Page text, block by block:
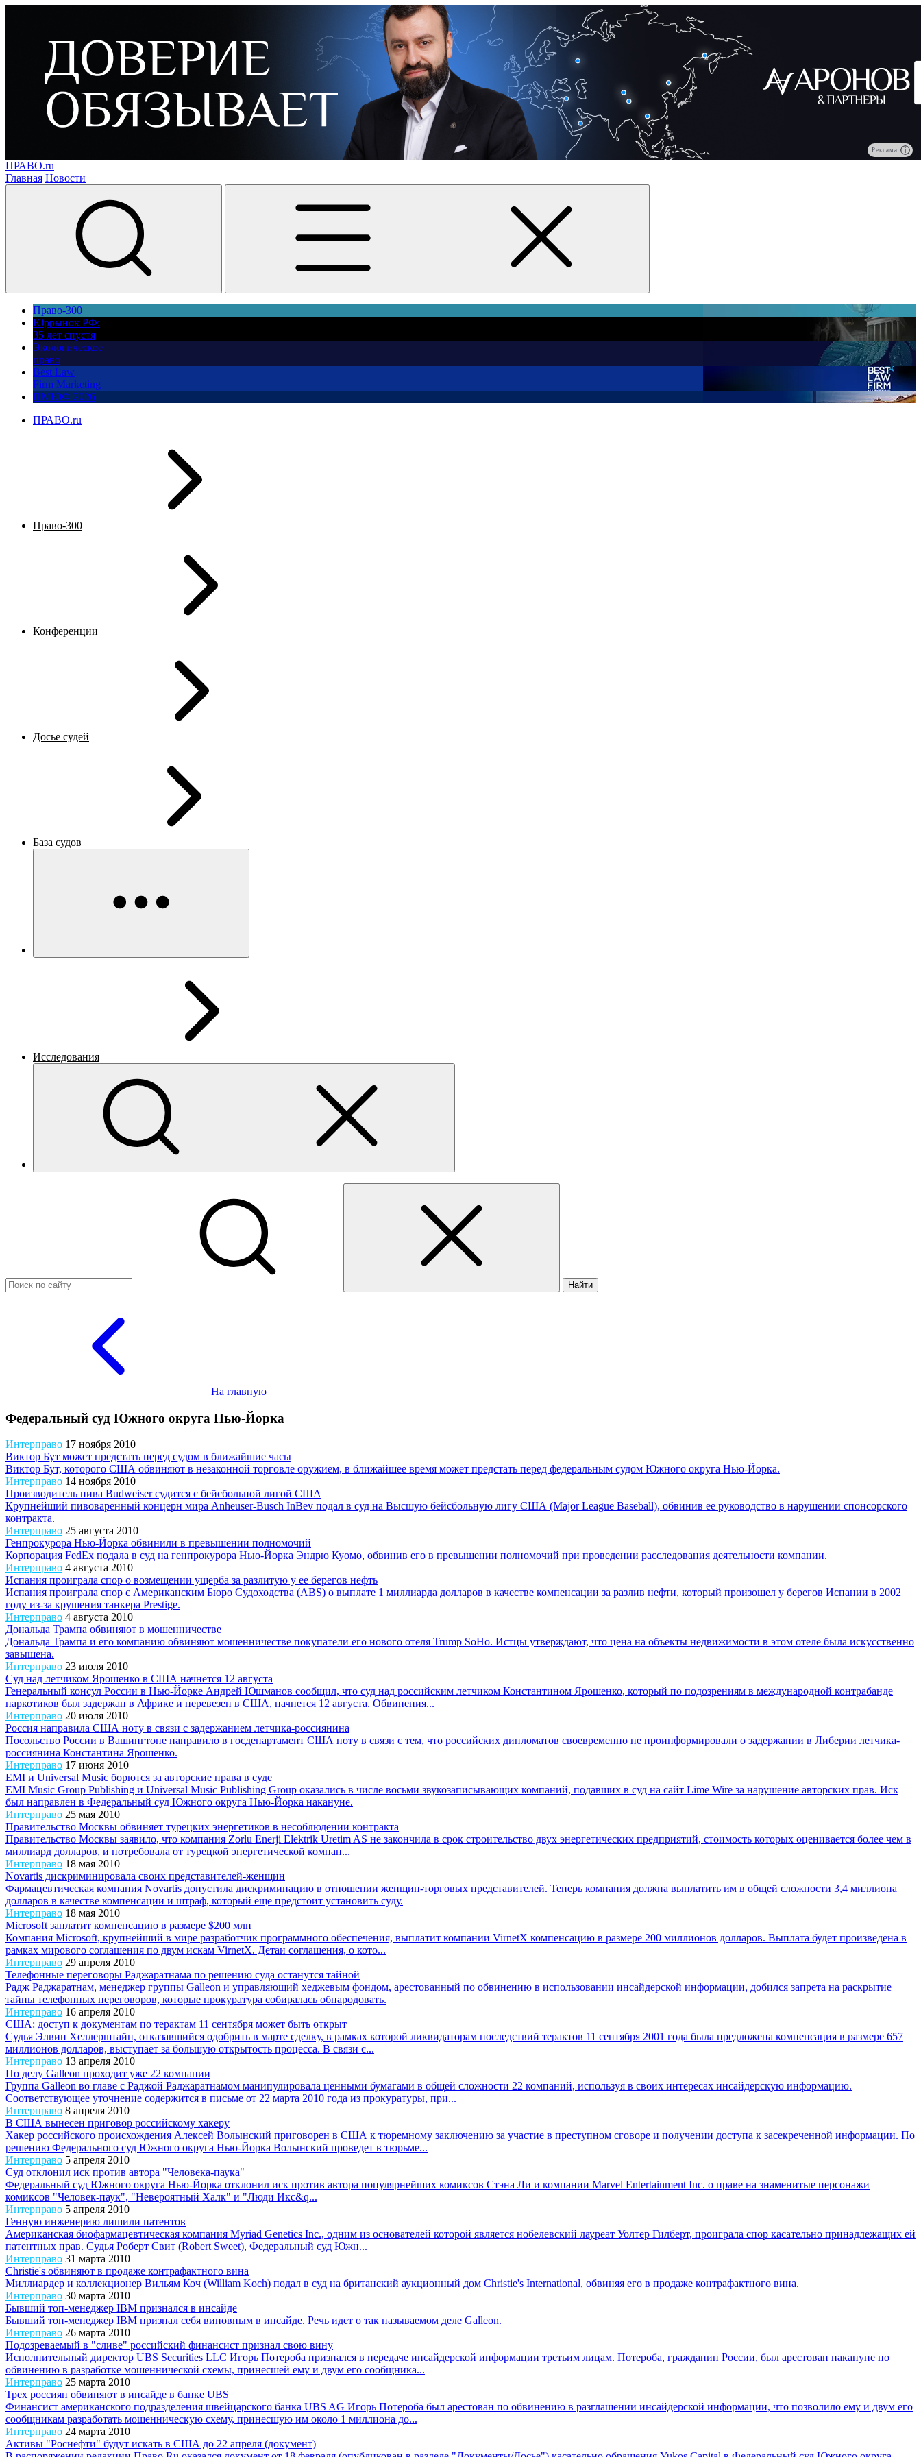
Реклама
ПРАВО.ru
Главная Новости
Право-300
Юррынок РФ:
35 лет спустя
Экологическое
право
Best Law
Firm Marketing
ПМЮФ 2026
ПРАВО.ru
Право-300
Конференции
Досье судей
База судов
Исследования
Найти
На главную
Федеральный суд Южного округа Нью-Йорка
Интерправо 17 ноября 2010
Виктор Бут может предстать перед судом в ближайшие часы
Виктор Бут, которого США обвиняют в незаконной торговле оружием, в ближайшее время может предстать перед федеральным судом Южного округа Нью-Йорка.
Интерправо 14 ноября 2010
Производитель пива Budweiser судится с бейсбольной лигой США
Крупнейший пивоваренный концерн мира Anheuser-Busch InBev подал в суд на Высшую бейсбольную лигу США (Major League Baseball), обвинив ее руководство в нарушении спонсорского
контракта.
Интерправо 25 августа 2010
Генпрокурора Нью-Йорка обвинили в превышении полномочий
Корпорация FedEx подала в суд на генпрокурора Нью-Йорка Эндрю Куомо, обвинив его в превышении полномочий при проведении расследования деятельности компании.
Интерправо 4 августа 2010
Испания проиграла спор о возмещении ущерба за разлитую у ее берегов нефть
Испания проиграла спор с Американским Бюро Судоходства (ABS) о выплате 1 миллиарда долларов в качестве компенсации за разлив нефти, который произошел у берегов Испании в 2002
году из-за крушения танкера Prestige.
Интерправо 4 августа 2010
Дональда Трампа обвиняют в мошенничестве
Дональда Трампа и его компанию обвиняют мошенничестве покупатели его нового отеля Trump SoHo. Истцы утверждают, что цена на объекты недвижимости в этом отеле была искусственно
завышена.
Интерправо 23 июля 2010
Суд над летчиком Ярошенко в США начнется 12 августа
Генеральный консул России в Нью-Йорке Андрей Юшманов сообщил, что суд над российским летчиком Константином Ярошенко, который по подозрениям в международной контрабанде
наркотиков был задержан в Африке и перевезен в США, начнется 12 августа. Обвинения...
Интерправо 20 июля 2010
Россия направила США ноту в связи с задержанием летчика-россиянина
Посольство России в Вашингтоне направило в госдепартамент США ноту в связи с тем, что российских дипломатов своевременно не проинформировали о задержании в Либерии летчика-
россиянина Константина Ярошенко.
Интерправо 17 июня 2010
EMI и Universal Music борются за авторские права в суде
EMI Music Group Publishing и Universal Music Publishing Group оказались в числе восьми звукозаписывающих компаний, подавших в суд на сайт Lime Wire за нарушение авторских прав. Иск
был направлен в Федеральный суд Южного округа Нью-Йорка накануне.
Интерправо 25 мая 2010
Правительство Москвы обвиняет турецких энергетиков в несоблюдении контракта
Правительство Москвы заявило, что компания Zorlu Enerji Elektrik Uretim AS не закончила в срок строительство двух энергетических предприятий, стоимость которых оценивается более чем в
миллиард долларов, и потребовала от турецкой энергетической компан...
Интерправо 18 мая 2010
Novartis дискриминировала своих представителей-женщин
Фармацевтическая компания Novartis допустила дискриминацию в отношении женщин-торговых представителей. Теперь компания должна выплатить им в общей сложности 3,4 миллиона
долларов в качестве компенсации и штраф, который еще предстоит установить суду.
Интерправо 18 мая 2010
Microsoft заплатит компенсацию в размере $200 млн
Компания Microsoft, крупнейший в мире разработчик программного обеспечения, выплатит компании VirnetX компенсацию в размере 200 миллионов долларов. Выплата будет произведена в
рамках мирового соглашения по двум искам VirnetX. Детаи соглашения, о кото...
Интерправо 29 апреля 2010
Телефонные переговоры Раджаратнама по решению суда останутся тайной
Радж Раджаратнам, менеджер группы Galleon и управляющий хеджевым фондом, арестованный по обвинению в использовании инсайдерской информации, добился запрета на раскрытие
тайны телефонных переговоров, которые прокуратура собиралась обнародовать.
Интерправо 16 апреля 2010
США: доступ к документам по терактам 11 сентября может быть открыт
Судья Элвин Хеллерштайн, отказавшийся одобрить в марте сделку, в рамках которой ликвидаторам последствий терактов 11 сентября 2001 года была предложена компенсация в размере 657
миллионов долларов, выступает за большую открытость процесса. В связи с...
Интерправо 13 апреля 2010
По делу Galleon проходит уже 22 компании
Группа Galleon во главе с Раджой Раджаратнамом манипулировала ценными бумагами в общей сложности 22 компаний, используя в своих интересах инсайдерскую информацию.
Соответствующее уточнение содержится в письме от 22 марта 2010 года из прокуратуры, при...
Интерправо 8 апреля 2010
В США вынесен приговор российскому хакеру
Хакер российского происхождения Алексей Волынский приговорен в США к тюремному заключению за участие в преступном сговоре и получении доступа к засекреченной информации. По
решению Федерального суд Южного округа Нью-Йорка Волынский проведет в тюрьме...
Интерправо 5 апреля 2010
Суд отклонил иск против автора "Человека-паука"
Федеральный суд Южного округа Нью-Йорка отклонил иск против автора популярнейших комиксов Стэна Ли и компании Marvel Entertainment Inc. о праве на знаменитые персонажи
комиксов "Человек-паук", "Невероятный Халк" и "Люди Икс&q...
Интерправо 5 апреля 2010
Генную инженерию лишили патентов
Американская биофармацевтическая компания Myriad Genetics Inc., одним из основателей которой является нобелевский лауреат Уолтер Гилберт, проиграла спор касательно принадлежащих ей
патентных прав. Судья Роберт Свит (Robert Sweet), Федеральный суд Южн...
Интерправо 31 марта 2010
Christie's обвиняют в продаже контрафактного вина
Миллиардер и коллекционер Вильям Коч (William Koch) подал в суд на британский аукционный дом Christie's International, обвиняя его в продаже контрафактного вина.
Интерправо 30 марта 2010
Бывший топ-менеджер IBM признался в инсайде
Бывший топ-менеджер IBM признал себя виновным в инсайде. Речь идет о так называемом деле Galleon.
Интерправо 26 марта 2010
Подозреваемый в "сливе" российский финансист признал свою вину
Исполнительный директор UBS Securities LLC Игорь Потероба признался в передаче инсайдерской информации третьим лицам. Потероба, гражданин России, был арестован накануне по
обвинению в разработке мошеннической схемы, принесшей ему и двум его сообщника...
Интерправо 25 марта 2010
Трех россиян обвиняют в инсайде в банке UBS
Финансист американского подразделения швейцарского банка UBS AG Игорь Потероба был арестован по обвинению в разглашении инсайдерской информации, что позволило ему и двум его
сообщникам разработать мошенническую схему, принесшую им около 1 миллиона до...
Интерправо 24 марта 2010
Активы "Роснефти" будут искать в США до 22 апреля (документ)